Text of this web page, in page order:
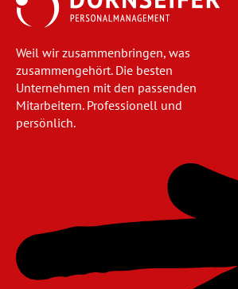
Weil wir zusammenbringen, was
zusammengehört. Die besten
Unternehmen mit den passenden
Mitarbeitern. Professionell und
persönlich.